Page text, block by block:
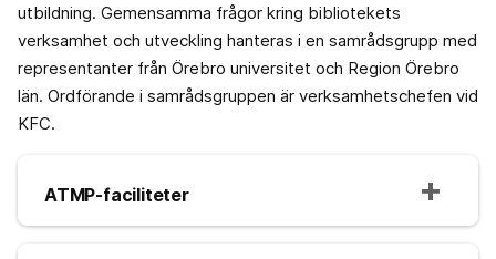
utbildning. Gemensamma frågor kring bibliotekets
verksamhet och utveckling hanteras i en samrådsgrupp med
representanter från Örebro universitet och Region Örebro
län. Ordförande i samrådsgruppen är verksamhetschefen vid
KFC.
ATMP-faciliteter